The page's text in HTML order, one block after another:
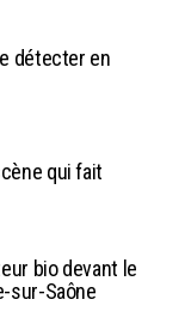
détecter en
qui fait
bio devant le
sur-Saône